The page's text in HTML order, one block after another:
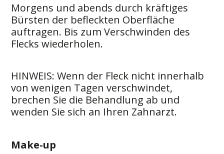
Morgens und abends durch kräftiges
Bürsten der befleckten Oberfläche
auftragen. Bis zum Verschwinden des
Flecks wiederholen.
HINWEIS: Wenn der Fleck nicht innerhalb
von wenigen Tagen verschwindet,
brechen Sie die Behandlung ab und
wenden Sie sich an Ihren Zahnarzt.
Make-up